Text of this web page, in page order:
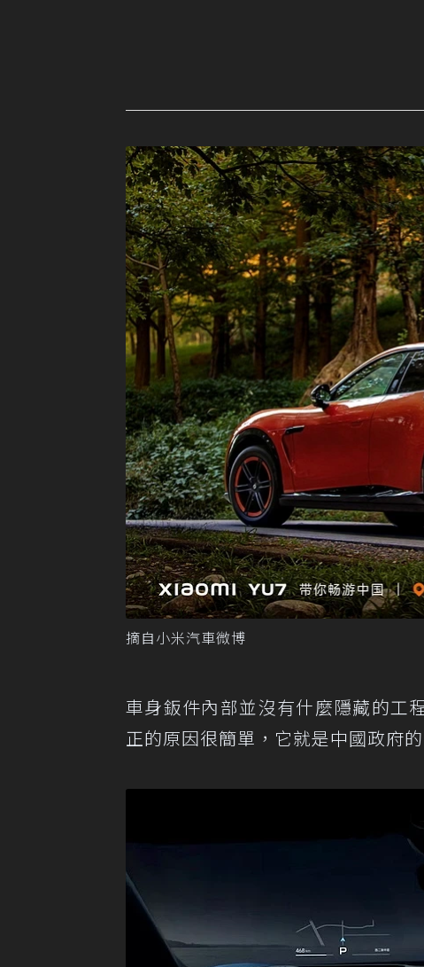
摘自小米汽車微博
車身鈑件內部並沒有什麼隱藏的工
正的原因很簡單，它就是中國政府